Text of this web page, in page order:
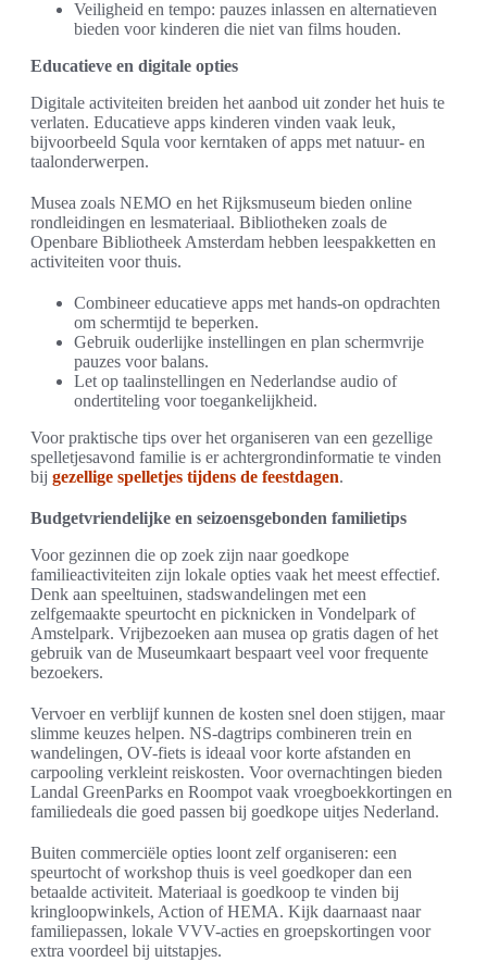
Veiligheid en tempo: pauzes inlassen en alternatieven
bieden voor kinderen die niet van films houden.
Educatieve en digitale opties
Digitale activiteiten breiden het aanbod uit zonder het huis te
verlaten. Educatieve apps kinderen vinden vaak leuk,
bijvoorbeeld Squla voor kerntaken of apps met natuur- en
taalonderwerpen.
Musea zoals NEMO en het Rijksmuseum bieden online
rondleidingen en lesmateriaal. Bibliotheken zoals de
Openbare Bibliotheek Amsterdam hebben leespakketten en
activiteiten voor thuis.
Combineer educatieve apps met hands-on opdrachten
om schermtijd te beperken.
Gebruik ouderlijke instellingen en plan schermvrije
pauzes voor balans.
Let op taalinstellingen en Nederlandse audio of
ondertiteling voor toegankelijkheid.
Voor praktische tips over het organiseren van een gezellige
spelletjesavond familie is er achtergrondinformatie te vinden
bij gezellige spelletjes tijdens de feestdagen.
Budgetvriendelijke en seizoensgebonden familietips
Voor gezinnen die op zoek zijn naar goedkope
familieactiviteiten zijn lokale opties vaak het meest effectief.
Denk aan speeltuinen, stadswandelingen met een
zelfgemaakte speurtocht en picknicken in Vondelpark of
Amstelpark. Vrijbezoeken aan musea op gratis dagen of het
gebruik van de Museumkaart bespaart veel voor frequente
bezoekers.
Vervoer en verblijf kunnen de kosten snel doen stijgen, maar
slimme keuzes helpen. NS-dagtrips combineren trein en
wandelingen, OV-fiets is ideaal voor korte afstanden en
carpooling verkleint reiskosten. Voor overnachtingen bieden
Landal GreenParks en Roompot vaak vroegboekkortingen en
familiedeals die goed passen bij goedkope uitjes Nederland.
Buiten commerciële opties loont zelf organiseren: een
speurtocht of workshop thuis is veel goedkoper dan een
betaalde activiteit. Materiaal is goedkoop te vinden bij
kringloopwinkels, Action of HEMA. Kijk daarnaast naar
familiepassen, lokale VVV-acties en groepskortingen voor
extra voordeel bij uitstapjes.